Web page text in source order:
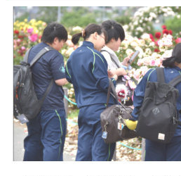
ー
シ
ョ
ン